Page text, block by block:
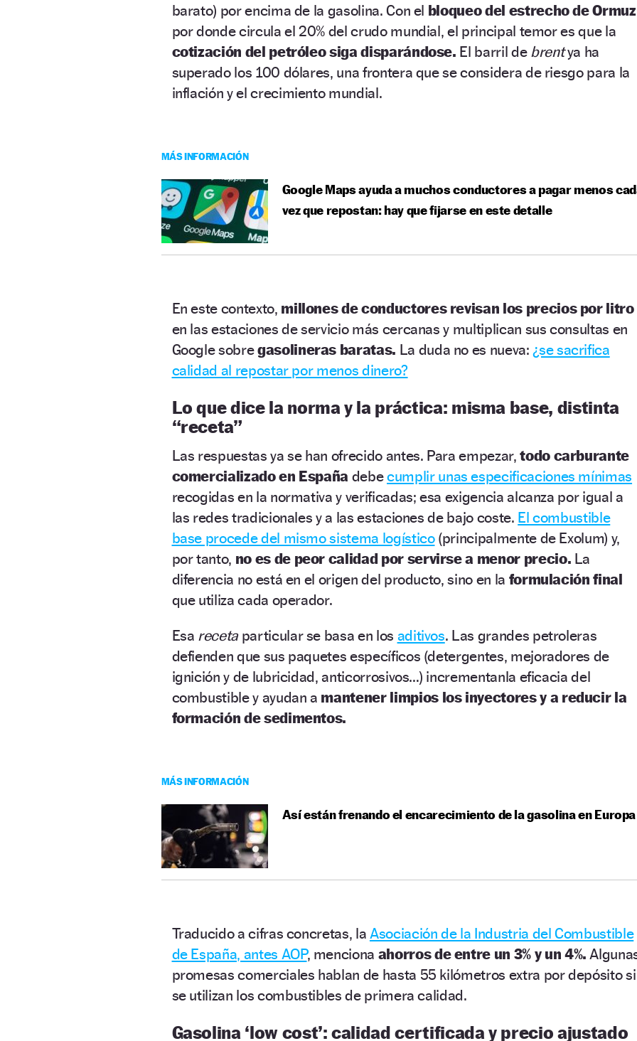
barato) por encima de la gasolina. Con el bloqueo del estrecho de
por donde circula el 20% del crudo mundial, el principal temor es que la
cotización del petróleo siga disparándose. El barril de brentya ha
superado los 100 dólares, una frontera que se considera de riesgo para la
inflación y el crecimiento mundial.
MÁS INFORMACIÓN
Google Maps ayuda a muchos conductores a pagar menos
vez que repostan: hay que fijarse en este detalle
En este contexto, millones de conductores revisan los precios por litro
en las estaciones de servicio más cercanas y multiplican sus consultas en
Google sobregasolineras baratas. La duda no es nueva: ¿se sacrifica
calidad al repostar por menos dinero?
Lo que dice la norma y la práctica: misma base, distinta
“receta”
Las respuestas ya se han ofrecido antes. Para empezar,todo carburante
comercializado en España debecumplir unas especificaciones mínimas
recogidas en la normativa y verificadas; esa exigencia alcanza por igual a
las redes tradicionales y a las estaciones de bajo coste. El combustible
base procede del mismo sistema logístico(principalmente de Exolum) y,
por tanto, no es de peor calidad por servirse a menor precio. La
diferencia no está en el origen del producto, sino en la formulación final
que utiliza cada operador.
Esa receta particular se basa en los aditivos. Las grandes petroleras
defienden que sus paquetes específicos (detergentes, mejoradores de
ignición y de lubricidad, anticorrosivos…) incrementanla eficacia del
combustible y ayudan a mantener limpios los inyectores y a reducir la
formación de sedimentos.
MÁS INFORMACIÓN
Así están frenando el encarecimiento de la gasolina en Europa
Traducido a cifras concretas, la Asociación de la Industria del Combustible
de España, antes AOP, menciona ahorros de entre un 3% y un 4%.
promesas comerciales hablan de hasta 55 kilómetros extra por depósito si
se utilizan los combustibles de primera calidad.
Gasolina ‘low cost’: calidad certificada y precio ajustado